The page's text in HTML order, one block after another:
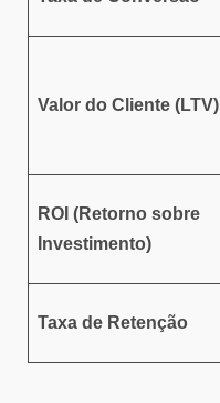
Valor do Cliente (LTV)
ROI (Retorno sobre
Investimento)
Taxa de Retenção